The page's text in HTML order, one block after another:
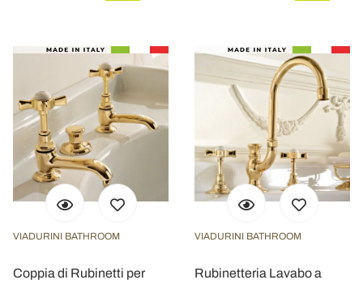
VIADURINI BATHROOM
Coppia di Rubinetti per
VIADURINI BATHROOM
Rubinetteria Lavabo a